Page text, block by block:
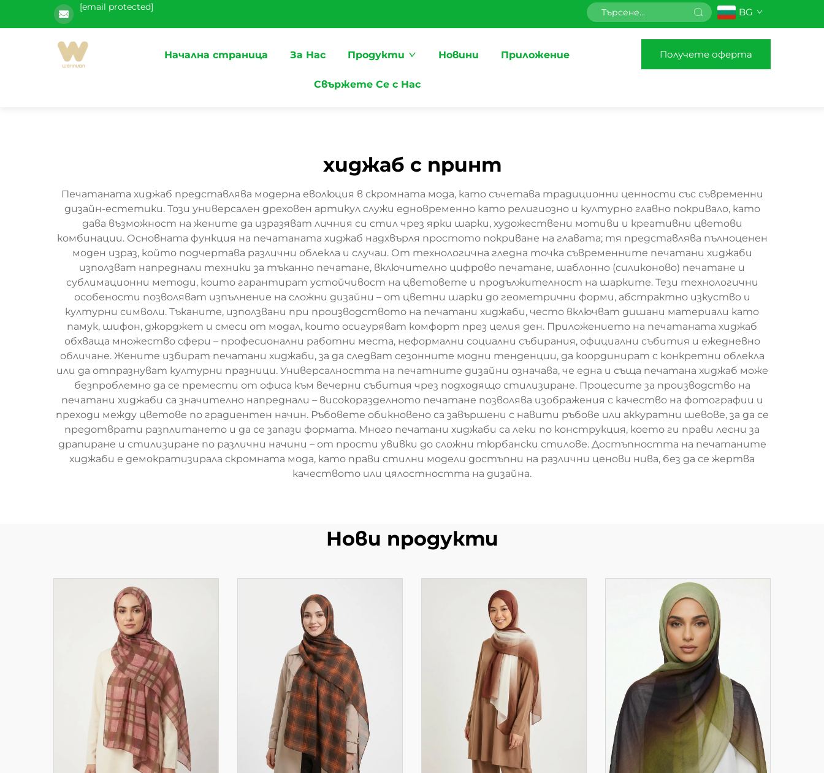
[email protected] BG
Начална страница За Нас Продукти Новини Приложение
Свържете Се с Нас
Получете оферта
хиджаб с принт
Печатаната хиджаб представлява модерна еволюция в скромната мода, като съчетава традиционни ценности със съвременни
дизайн-естетики. Този универсален дреховен артикул служи едновременно като религиозно и културно главно покривало, като
дава възможност на жените да изразяват личния си стил чрез ярки шарки, художествени мотиви и креативни цветови
комбинации. Основната функция на печатаната хиджаб надхвърля простото покриване на главата; тя представлява пълноценен
моден израз, който подчертава различни облекла и случаи. От технологична гледна точка съвременните печатани хиджаби
използват напреднали техники за тъканно печатане, включително цифрово печатане, шаблонно (силиконово) печатане и
сублимационни методи, които гарантират устойчивост на цветовете и продължителност на шарките. Тези технологични
особености позволяват изпълнение на сложни дизайни – от цветни шарки до геометрични форми, абстрактно изкуство и
културни символи. Тъканите, използвани при производството на печатани хиджаби, често включват дишани материали като
памук, шифон, джорджет и смеси от модал, които осигуряват комфорт през целия ден. Приложението на печатаната хиджаб
обхваща множество сфери – професионални работни места, неформални социални събирания, официални събития и ежедневно
обличане. Жените избират печатани хиджаби, за да следват сезонните модни тенденции, да координират с конкретни облекла
или да отпразнуват културни празници. Универсалността на печатните дизайни означава, че една и съща печатана хиджаб може
безпроблемно да се премести от офиса към вечерни събития чрез подходящо стилизиране. Процесите за производство на
печатани хиджаби са значително напреднали – високоразделното печатане позволява изображения с качество на фотографии и
преходи между цветове по градиентен начин. Ръбовете обикновено са завършени с навити ръбове или аккуратни шевове, за да се
предотврати разплитането и да се запази формата. Много печатани хиджаби са леки по конструкция, което ги прави лесни за
драпиране и стилизиране по различни начини – от прости увивки до сложни тюрбански стилове. Достъпността на печатаните
хиджаби е демократизирала скромната мода, като прави стилни модели достъпни на различни ценови нива, без да се жертва
качеството или цялостността на дизайна.
Нови продукти